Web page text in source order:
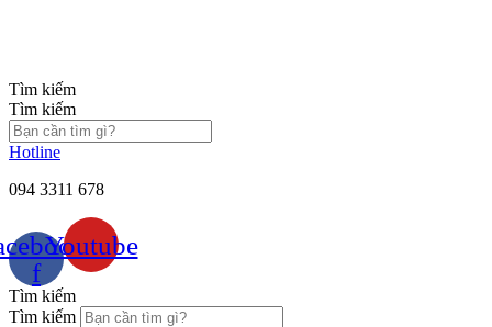
Tìm kiếm
Tìm kiếm
Hotline
094 3311 678
f
Youtube
Tìm kiếm
Tìm kiếm